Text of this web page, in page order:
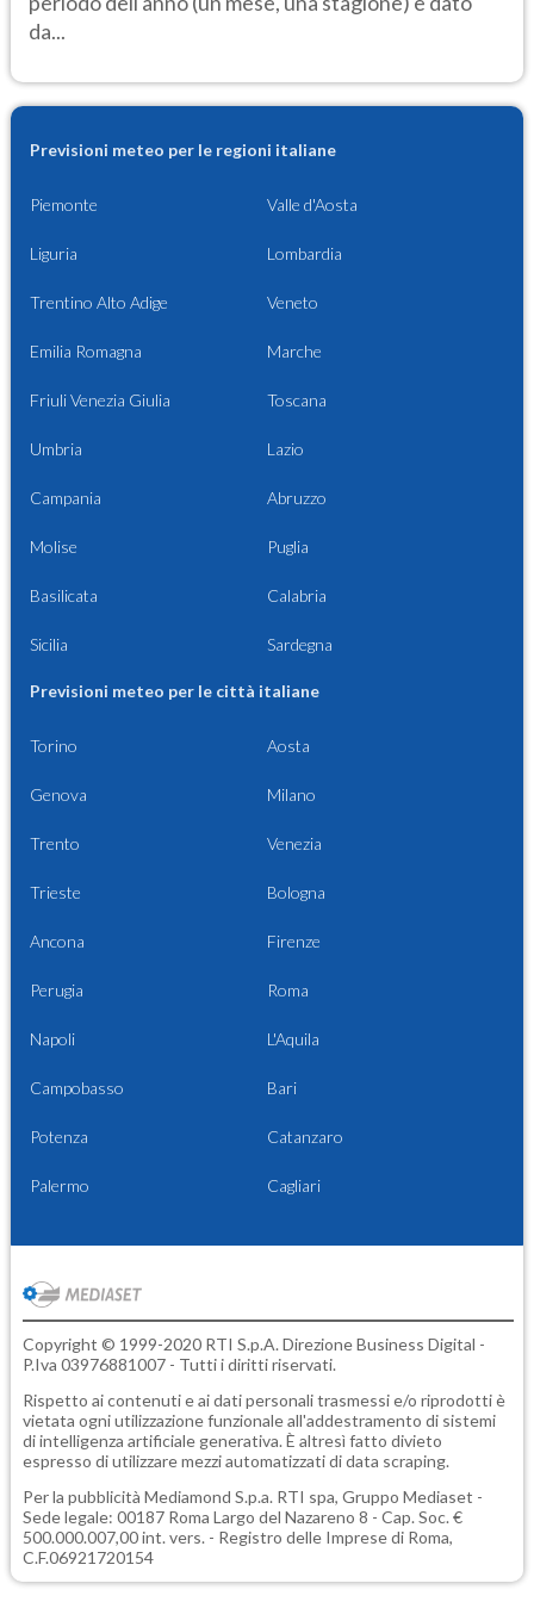
da...
Previsioni meteo per le regioni italiane
Piemonte Valle d'Aosta
Liguria Lombardia
Trentino Alto Adige Veneto
Emilia Romagna Marche
Friuli Venezia Giulia Toscana
Umbria Lazio
Campania Abruzzo
Molise Puglia
Basilicata Calabria
Sicilia Sardegna
Previsioni meteo per le città italiane
Torino Aosta
Genova Milano
Trento Venezia
Trieste Bologna
Ancona Firenze
Perugia Roma
Napoli L'Aquila
Campobasso Bari
Potenza Catanzaro
Palermo Cagliari
Copyright © 1999-2020 RTI S.p.A. Direzione Business Digital -
P.Iva 03976881007 - Tutti i diritti riservati.
Rispetto ai contenuti e ai dati personali trasmessi e/o riprodotti è
vietata ogni utilizzazione funzionale all'addestramento di sistemi
di intelligenza artificiale generativa. È altresì fatto divieto
espresso di utilizzare mezzi automatizzati di data scraping.
Per la pubblicità Mediamond S.p.a. RTI spa, Gruppo Mediaset -
Sede legale: 00187 Roma Largo del Nazareno 8 - Cap. Soc. €
500.000.007,00 int. vers. - Registro delle Imprese di Roma,
C.F.06921720154